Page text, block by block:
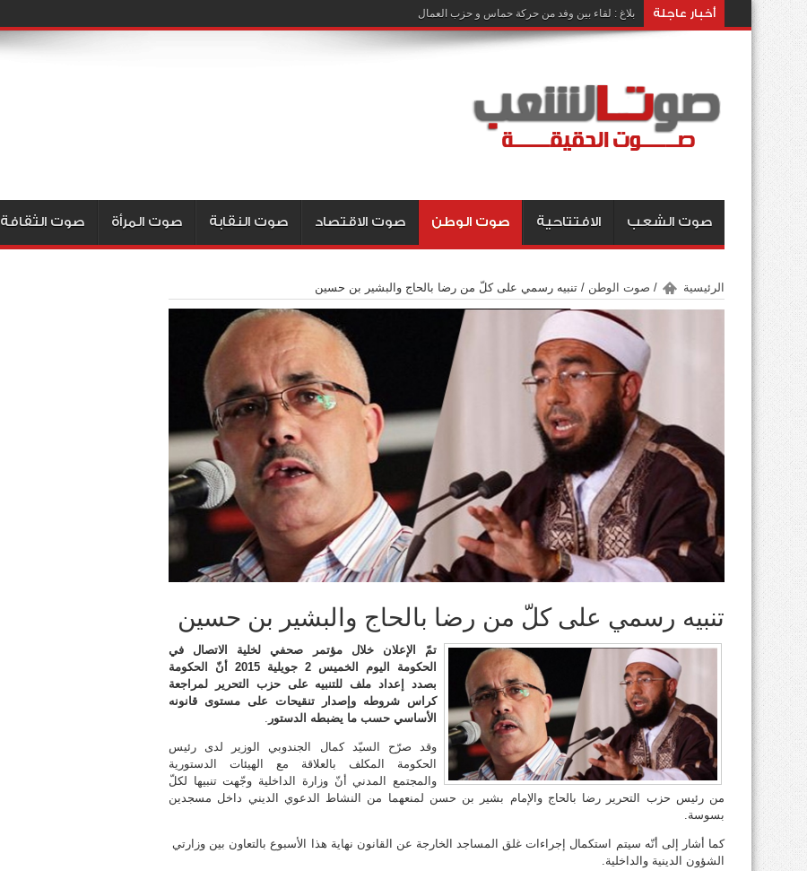
أخبار عاجلة بلاغ : لقاء بين وفد من حركة حماس و حزب العمال
صوت الشعب الافتتاحية صوت الوطن صوت الاقتصاد صوت النقابة صوت المرأة صوت الثقافة
الرئيسية / صوت الوطن / تنبيه رسمي على كلّ من رضا بالحاج والبشير بن حسين
تنبيه رسمي على كلّ من رضا بالحاج والبشير بن حسين
تمّ الإعلان خلال مؤتمر صحفي لخلية الاتصال في
الحكومة اليوم الخميس 2 جويلية 2015 أنّ الحكومة
بصدد إعداد ملف للتنبيه على حزب التحرير لمراجعة
كراس شروطه وإصدار تنقيحات على مستوى قانونه
الأساسي حسب ما يضبطه الدستور .
وقد صرّح السيّد كمال الجندوبي الوزير لدى رئيس
الحكومة المكلف بالعلاقة مع الهيئات الدستورية
والمجتمع المدني أنّ وزارة الداخلية وجّهت تنبيها لكلّ
من رئيس حزب التحرير رضا بالحاج والإمام بشير بن حسن لمنعهما من النشاط الدعوي الديني داخل مسجدين
بسوسة.
كما أشار إلى أنّه سيتم استكمال إجراءات غلق المساجد الخارجة عن القانون نهاية هذا الأسبوع بالتعاون بين وزارتي
الشؤون الدينية والداخلية.